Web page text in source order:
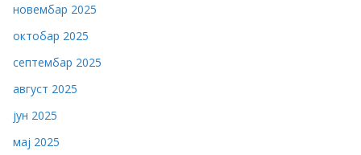
новембар 2025
октобар 2025
септембар 2025
август 2025
јун 2025
мај 2025